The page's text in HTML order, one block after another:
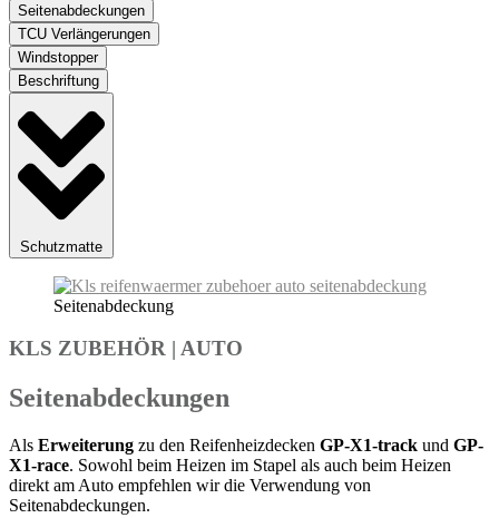
Seitenabdeckungen
TCU Verlängerungen
Windstopper
Beschriftung
Schutzmatte
Seitenabdeckung
KLS ZUBEHÖR | AUTO
Seitenabdeckungen
Als Erweiterung zu den Reifenheizdecken GP-X1-track und GP-
X1-race. Sowohl beim Heizen im Stapel als auch beim Heizen
direkt am Auto empfehlen wir die Verwendung von
Seitenabdeckungen.